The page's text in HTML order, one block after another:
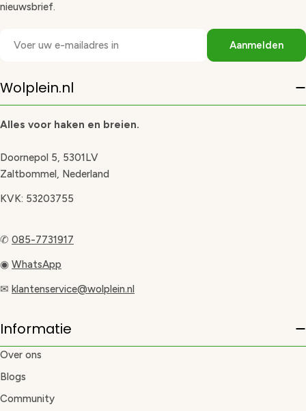
Wolplein.nl
Alles voor haken en breien.
Doornepol 5, 5301LV
Zaltbommel, Nederland
KVK: 53203755
✆ 085-7731917
◉ WhatsApp
✉ klantenservice@wolplein.nl
Informatie
Over ons
Blogs
Community
nieuwsbrief.
mail
Aanmelden